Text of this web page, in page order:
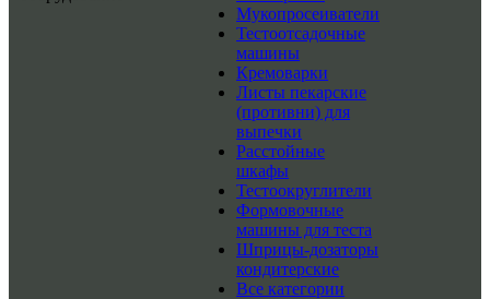
Мукопросеиватели
Тестоотсадочные
машины
Кремоварки
Листы пекарские
(противни) для
выпечки
Расстойные
шкафы
Тестоокруглители
Формовочные
машины для теста
Шприцы-дозаторы
кондитерские
Все категории